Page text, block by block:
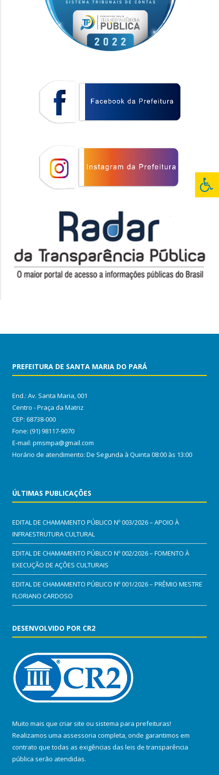
PREFEITURA DE SANTA MARIA DO PARÁ
End.: Av. Santa Maria, 001
Centro - Praça da Matriz
CEP: 68738-000
Fone: (91) 98117-9070
E-mail: pmsmpa@gmail.com
Horário de atendimento: De Segunda à Quinta 08:00 às 13:00
ÚLTIMAS PUBLICAÇÕES
EDITAL DE CHAMAMENTO PÚBLICO Nº 003/2026 – APOIO À
INFRAESTRUTURA CULTURAL
EDITAL DE CHAMAMENTO PÚBLICO Nº 002/2026 – FOMENTO À
EXECUÇÃO DE AÇÕES CULTURAIS
EDITAL DE CHAMAMENTO PÚBLICO Nº 001/2026 – PRÊMIO MESTRE
FLORIANO CARDOSO
DESENVOLVIDO POR CR2
Muito mais que criar site ou sistema para prefeituras!
Realizamos uma assessoria completa, onde garantimos em
contrato que todas as exigências das leis de transparência
pública serão atendidas.